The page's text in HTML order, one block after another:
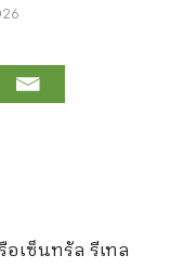
เซ็นทรัล รีเทล